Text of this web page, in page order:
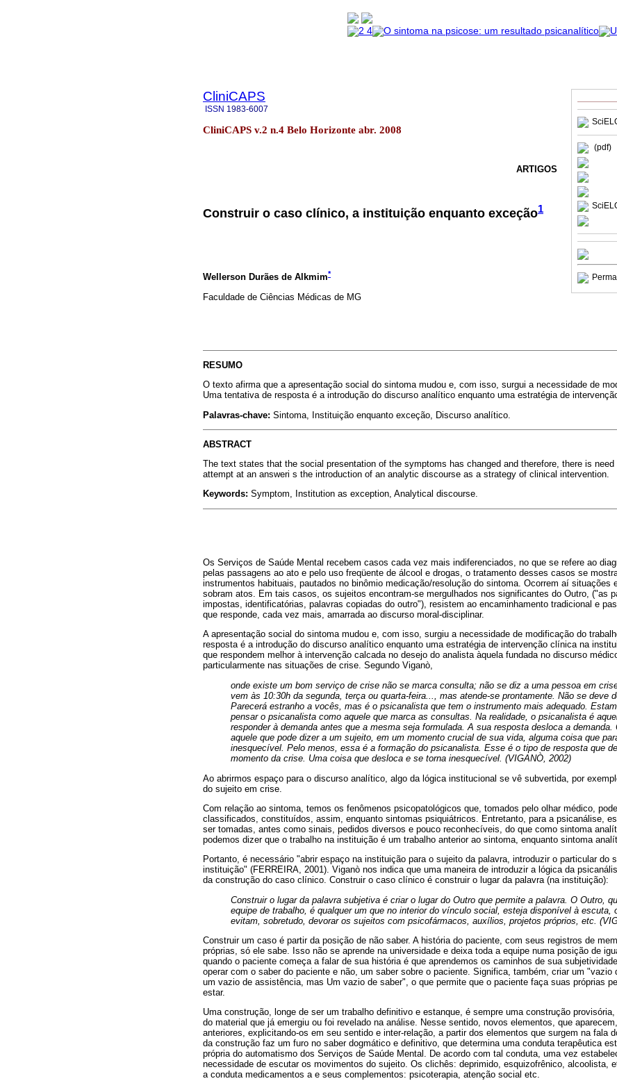
(pdf)
CliniCAPS
ISSN 1983-6007
CliniCAPS v.2 n.4 Belo Horizonte abr. 2008
ARTIGOS
Construir o caso clínico, a instituição enquanto exceção1
Wellerson Durães de Alkmim*
Faculdade de Ciências Médicas de MG
RESUMO
O texto afirma que a apresentação social do sintoma mudou e, com isso, surgui a necessidade de
Uma tentativa de resposta é a introdução do discurso analítico enquanto uma estratégia de
Palavras-chave: Sintoma, Instituição enquanto exceção, Discurso analítico.
ABSTRACT
The text states that the social presentation of the symptoms has changed and therefore, there is
attempt at an answeri s the introduction of an analytic discourse as a strategy of clinical intervention.
Keywords: Symptom, Institution as exception, Analytical discourse.
Os Serviços de Saúde Mental recebem casos cada vez mais indiferenciados, no que se refere ao
pelas passagens ao ato e pelo uso freqüente de álcool e drogas, o tratamento desses casos se
instrumentos habituais, pautados no binômio medicação/resolução do sintoma. Ocorrem aí situações
sobram atos. Em tais casos, os sujeitos encontram-se mergulhados nos significantes do Outro, ("as
impostas, identificatórias, palavras copiadas do outro"), resistem ao encaminhamento tradicional e
que responde, cada vez mais, amarrada ao discurso moral-disciplinar.
A apresentação social do sintoma mudou e, com isso, surgiu a necessidade de modificação do
resposta é a introdução do discurso analítico enquanto uma estratégia de intervenção clínica na
que respondem melhor à intervenção calcada no desejo do analista àquela fundada no discurso
particularmente nas situações de crise. Segundo Viganò,
onde existe um bom serviço de crise não se marca consulta; não se diz a uma pessoa em
vem às 10:30h da segunda, terça ou quarta-feira..., mas atende-se prontamente. Não se deve
Parecerá estranho a vocês, mas é o psicanalista que tem o instrumento mais adequado.
pensar o psicanalista como aquele que marca as consultas. Na realidade, o psicanalista é
responder à demanda antes que a mesma seja formulada. A sua resposta desloca a demanda.
aquele que pode dizer a um sujeito, em um momento crucial de sua vida, alguma coisa que
inesquecível. Pelo menos, essa é a formação do psicanalista. Esse é o tipo de resposta que
momento da crise. Uma coisa que desloca e se torna inesquecível. (VIGANÒ, 2002)
Ao abrirmos espaço para o discurso analítico, algo da lógica institucional se vê subvertida, por
do sujeito em crise.
Com relação ao sintoma, temos os fenômenos psicopatológicos que, tomados pelo olhar médico,
classificados, constituídos, assim, enquanto sintomas psiquiátricos. Entretanto, para a psicanálise,
ser tomadas, antes como sinais, pedidos diversos e pouco reconhecíveis, do que como sintoma
podemos dizer que o trabalho na instituição é um trabalho anterior ao sintoma, enquanto sintoma
Portanto, é necessário "abrir espaço na instituição para o sujeito da palavra, introduzir o particular do
instituição" (FERREIRA, 2001). Viganò nos indica que uma maneira de introduzir a lógica da
da construção do caso clínico. Construir o caso clínico é construir o lugar da palavra (na instituição):
Construir o lugar da palavra subjetiva é criar o lugar do Outro que permite a palavra. O Outro,
equipe de trabalho, é qualquer um que no interior do vínculo social, esteja disponível à escuta,
evitam, sobretudo, devorar os sujeitos com psicofármacos, auxílios, projetos próprios, etc.
Construir um caso é partir da posição de não saber. A história do paciente, com seus registros de
próprias, só ele sabe. Isso não se aprende na universidade e deixa toda a equipe numa posição de
quando o paciente começa a falar de sua história é que aprendemos os caminhos de sua
operar com o saber do paciente e não, um saber sobre o paciente. Significa, também, criar um "vazio
um vazio de assistência, mas Um vazio de saber", o que permite que o paciente faça suas próprias
estar.
Uma construção, longe de ser um trabalho definitivo e estanque, é sempre uma construção
do material que já emergiu ou foi revelado na análise. Nesse sentido, novos elementos, que
anteriores, explicitando-os em seu sentido e inter-relação, a partir dos elementos que surgem na fala
da construção faz um furo no saber dogmático e definitivo, que determina uma conduta terapêutica
própria do automatismo dos Serviços de Saúde Mental. De acordo com tal conduta, uma vez
necessidade de escutar os movimentos do sujeito. Os clichês: deprimido, esquizofrênico, alcoolista,
a conduta medicamentos a e seus complementos: psicoterapia, atenção social etc.